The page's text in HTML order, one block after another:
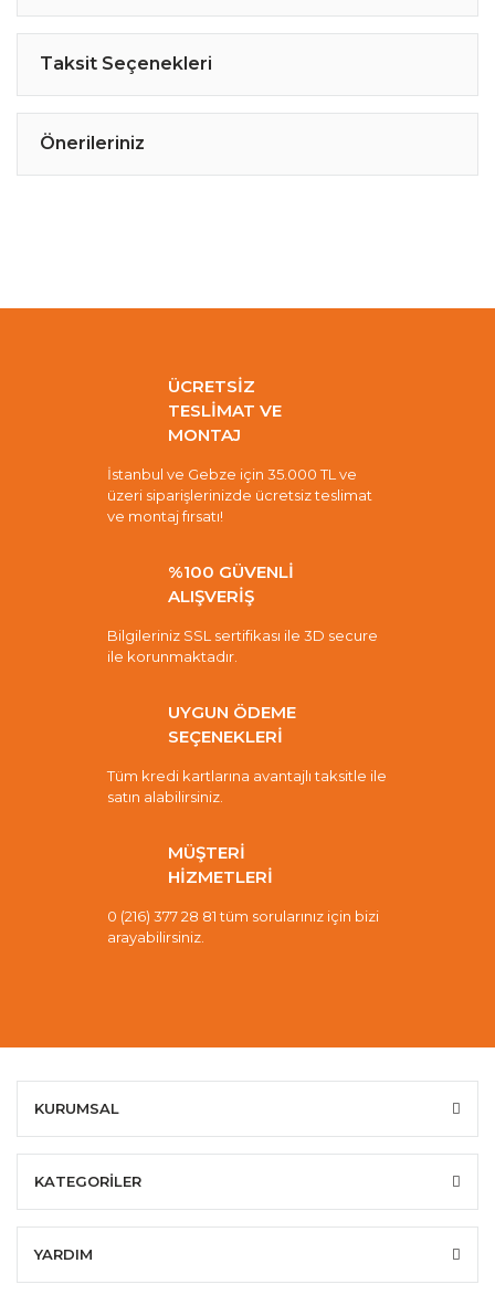
Taksit Seçenekleri
Önerileriniz
ÜCRETSİZ
TESLİMAT VE
MONTAJ
İstanbul ve Gebze için 35.000 TL ve
üzeri siparişlerinizde ücretsiz teslimat
ve montaj fırsatı!
%100 GÜVENLİ
ALIŞVERİŞ
Bilgileriniz SSL sertifikası ile 3D secure
ile korunmaktadır.
UYGUN ÖDEME
SEÇENEKLERİ
Tüm kredi kartlarına avantajlı taksitle ile
satın alabilirsiniz.
MÜŞTERİ
HİZMETLERİ
0 (216) 377 28 81 tüm sorularınız için bizi
arayabilirsiniz.
KURUMSAL
KATEGORİLER
YARDIM